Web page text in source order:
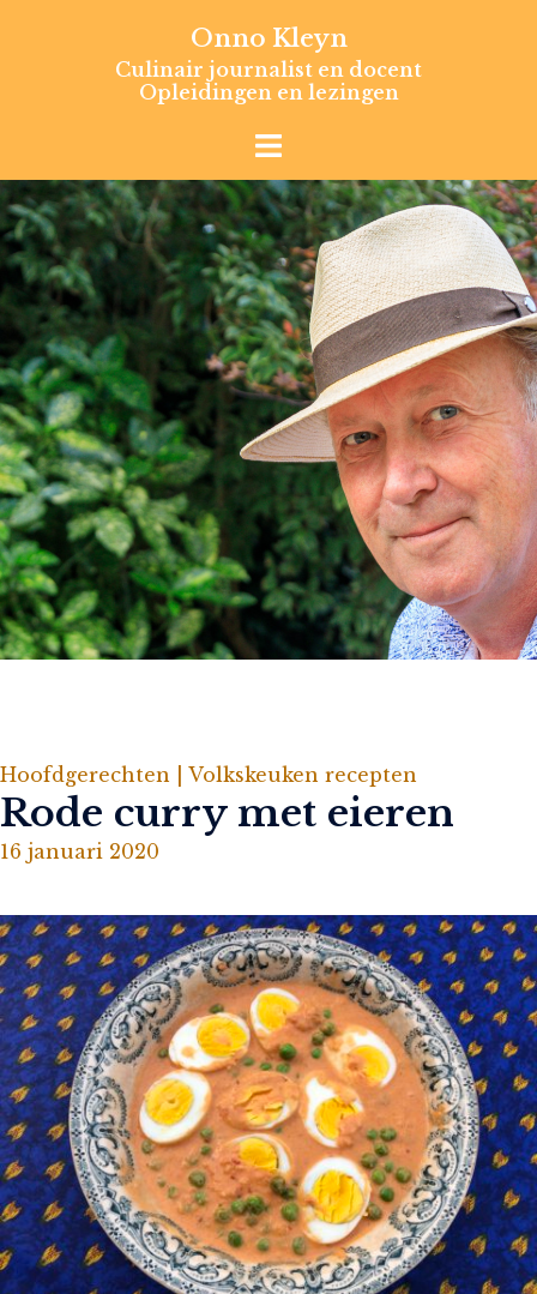
Onno Kleyn
Culinair journalist en docent
Opleidingen en lezingen
Hoofdgerechten | Volkskeuken recepten
Rode curry met eieren
16 januari 2020